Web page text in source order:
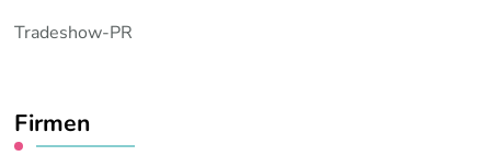
Tradeshow-PR
Firmen